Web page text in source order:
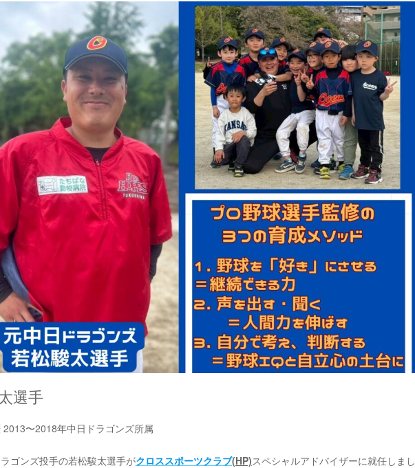
選手
2013〜2018年中日ドラゴンズ所属
ラゴンズ投手の若松駿太選手がクロススポーツクラブ(HP)スペシャルアドバイザーに就任しまし